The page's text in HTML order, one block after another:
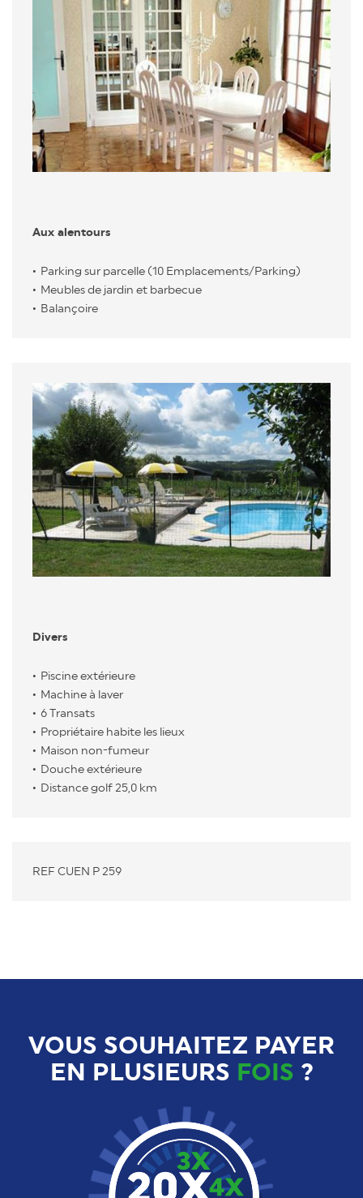
Aux alentours
Parking sur parcelle (10 Emplacements/Parking)
Meubles de jardin et barbecue
Balançoire
Divers
Piscine extérieure
Machine à laver
6 Transats
Propriétaire habite les lieux
Maison non-fumeur
Douche extérieure
Distance golf 25,0 km
REF CUEN P 259
VOUS SOUHAITEZ PAYER
EN PLUSIEURS FOIS ?